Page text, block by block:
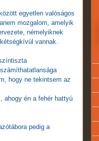
egyetlen valóságos
mozgalom, amelyik
némelyiknek
vannak.
hogy ne tekintsem az
ahogy én a fehér hattyú
pedig a